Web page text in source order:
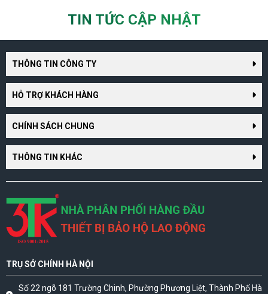
TIN TỨC CẬP NHẬT
THÔNG TIN CÔNG TY
HỖ TRỢ KHÁCH HÀNG
CHÍNH SÁCH CHUNG
THÔNG TIN KHÁC
TRỤ SỞ CHÍNH HÀ NỘI
Số 22 ngõ 181 Trường Chinh, Phường Phương Liệt, Thành Phố Hà